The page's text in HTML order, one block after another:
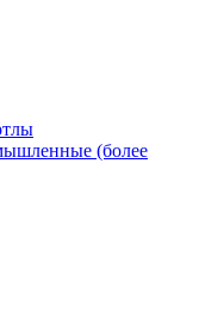
(более